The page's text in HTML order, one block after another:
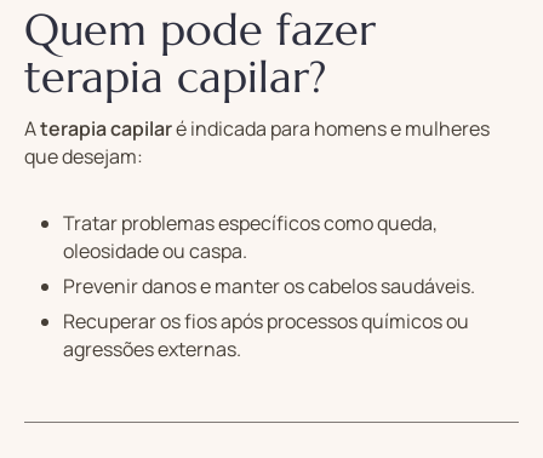
Quem pode fazer
terapia capilar?
Aterapia capilaré indicada para homens e mulheres
que desejam:
Tratar problemas específicos como queda,
oleosidade ou caspa.
Prevenir danos e manter os cabelos saudáveis.
Recuperar os fios após processos químicos ou
agressões externas.